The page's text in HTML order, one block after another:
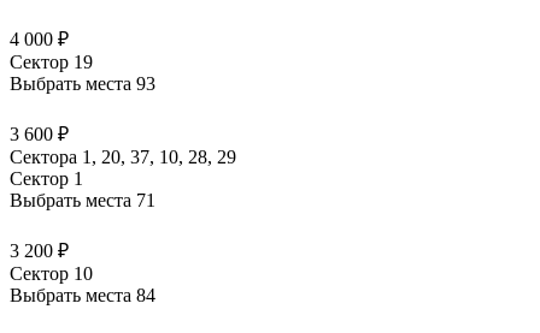
4 000 ₽
Сектор 19
Выбрать места 93
3 600 ₽
Сектора 1, 20, 37, 10, 28, 29
Сектор 1
Выбрать места 71
3 200 ₽
Сектор 10
Выбрать места 84